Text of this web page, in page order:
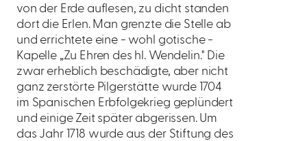
von der Erde auflesen, zu dicht standen
dort die Erlen. Man grenzte die Stelle ab
und errichtete eine - wohl gotische -
Kapelle „Zu Ehren des hl. Wendelin." Die
zwar erheblich beschädigte, aber nicht
ganz zerstörte Pilgerstätte wurde 1704
im Spanischen Erbfolgekrieg geplündert
und einige Zeit später abgerissen. Um
das Jahr 1718 wurde aus der Stiftung des